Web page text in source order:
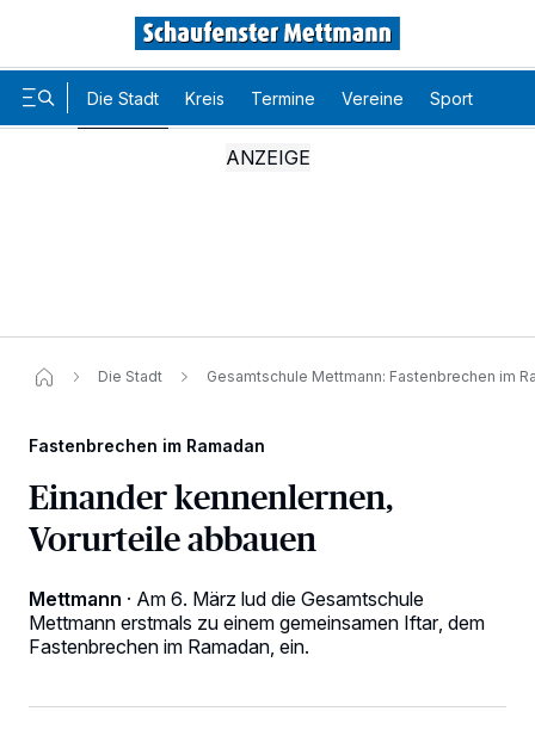
Die Stadt Kreis Termine Vereine Sport
Die Stadt Gesamtschule Mettmann: Fastenbrechen im
Fastenbrechen im Ramadan
Einander kennenlernen,
Vorurteile abbauen
Mettmann · Am 6. März lud die Gesamtschule
Mettmann erstmals zu einem gemeinsamen Iftar, dem
Fastenbrechen im Ramadan, ein.
personenbezogene Daten wie Browserdaten oder eindeutige
Kennungen auf Ihrem Gerät zu. Durch Auswahl von OK aktivieren Sie
Tracking-Technologien für die unter „Wir und unsere Partner